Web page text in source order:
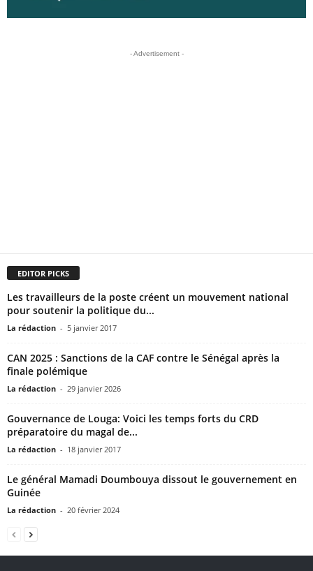
- Advertisement -
EDITOR PICKS
Les travailleurs de la poste créent un mouvement national
pour soutenir la politique du...
La rédaction - 5 janvier 2017
CAN 2025 : Sanctions de la CAF contre le Sénégal après la
finale polémique
La rédaction - 29 janvier 2026
Gouvernance de Louga: Voici les temps forts du CRD
préparatoire du magal de...
La rédaction - 18 janvier 2017
Le général Mamadi Doumbouya dissout le gouvernement en
Guinée
La rédaction - 20 février 2024